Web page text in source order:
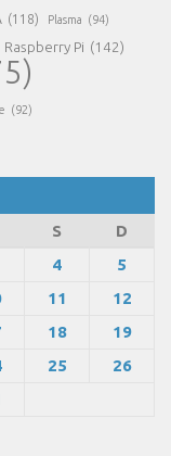
(118) Plasma (94)
Raspberry Pi (142)
(92)
S
D
4
5
11
12
18
19
25
26